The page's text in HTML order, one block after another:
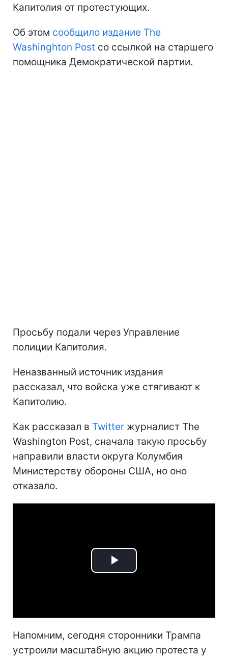
Капитолия от протестующих.
Об этом сообщило издание The
Washinghton Post со ссылкой на старшего
помощника Демократической партии.
Просьбу подали через Управление
полиции Капитолия.
Неназванный источник издания
рассказал, что войска уже стягивают к
Капитолию.
Как рассказал в Twitter журналист The
Washington Post, сначала такую просьбу
направили власти округа Колумбия
Министерству обороны США, но оно
отказало.
Play
Напомним, сегодня сторонники Трампа
устроили масштабную акцию протеста у